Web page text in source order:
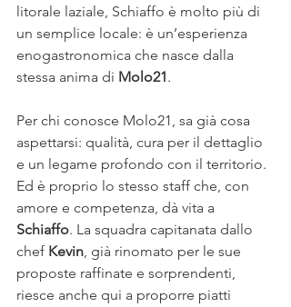
litorale laziale, Schiaffo è molto più di
un semplice locale: è un’esperienza
enogastronomica che nasce dalla
stessa anima di Molo21.
Per chi conosce Molo21, sa già cosa
aspettarsi: qualità, cura per il dettaglio
e un legame profondo con il territorio.
Ed è proprio lo stesso staff che, con
amore e competenza, dà vita a
Schiaffo. La squadra capitanata dallo
chef Kevin, già rinomato per le sue
proposte raffinate e sorprendenti,
riesce anche qui a proporre piatti